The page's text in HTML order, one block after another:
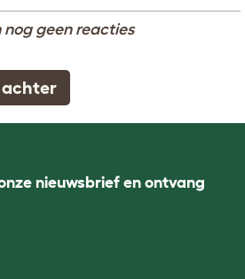
nog geen reacties
achter
nieuwsbrief en ontvang